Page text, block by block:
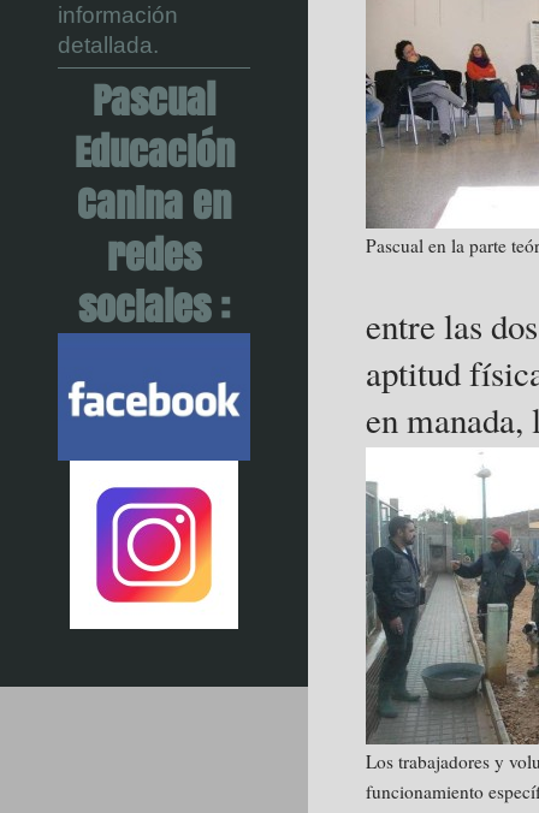
Pascual en la parte
entre las
aptitud
en
Los trabajadores y
funcionamiento
información
detallada.
Pascual
Educación
Canina en
redes
sociales :